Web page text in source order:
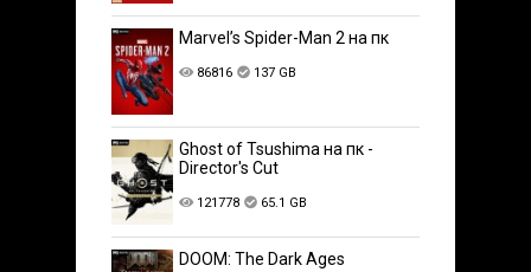
Marvel’s Spider-Man 2 на пк
86816 137 GB
Ghost of Tsushima на пк -
Director's Cut
121778 65.1 GB
DOOM: The Dark Ages